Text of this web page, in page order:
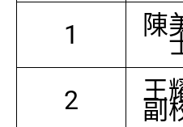
1
陳
2 王
副